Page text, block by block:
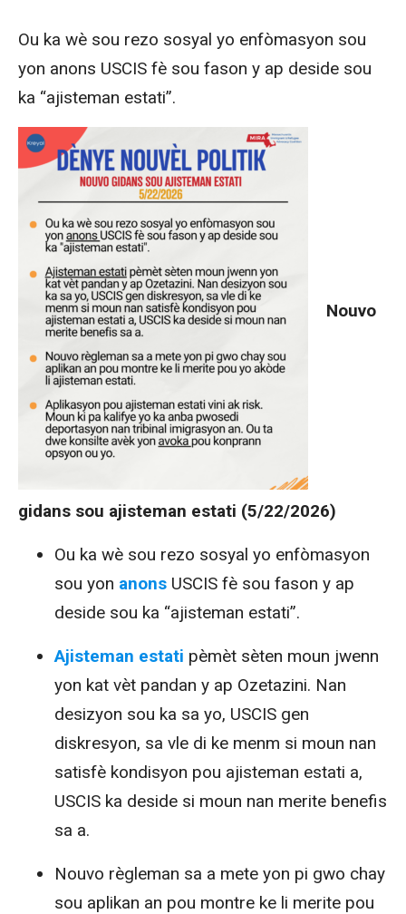
Ou ka wè sou rezo sosyal yo enfòmasyon sou
yon anons USCIS fè sou fason y ap deside sou
ka “ajisteman estati”.
Nouvo
gidans sou ajisteman estati (5/22/2026)
Ou ka wè sou rezo sosyal yo enfòmasyon
sou yon anons USCIS fè sou fason y ap
deside sou ka “ajisteman estati”.
Ajisteman estati pèmèt sèten moun jwenn
yon kat vèt pandan y ap Ozetazini. Nan
desizyon sou ka sa yo, USCIS gen
diskresyon, sa vle di ke menm si moun nan
satisfè kondisyon pou ajisteman estati a,
USCIS ka deside si moun nan merite benefis
sa a.
Nouvo règleman sa a mete yon pi gwo chay
sou aplikan an pou montre ke li merite pou